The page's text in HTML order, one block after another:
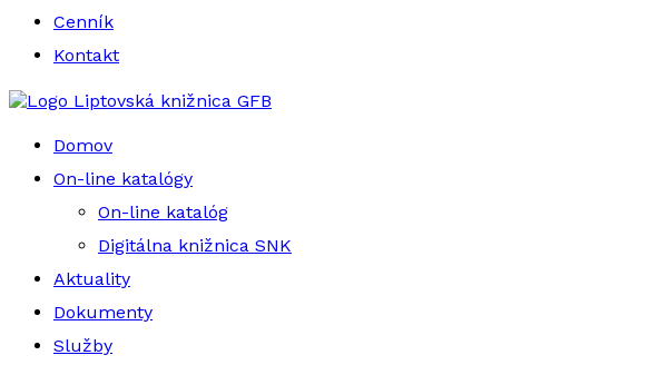
Cenník
Kontakt
Liptovská knižnica GFB
Domov
On-line katalógy
On-line katalóg
Digitálna knižnica SNK
Aktuality
Dokumenty
Služby